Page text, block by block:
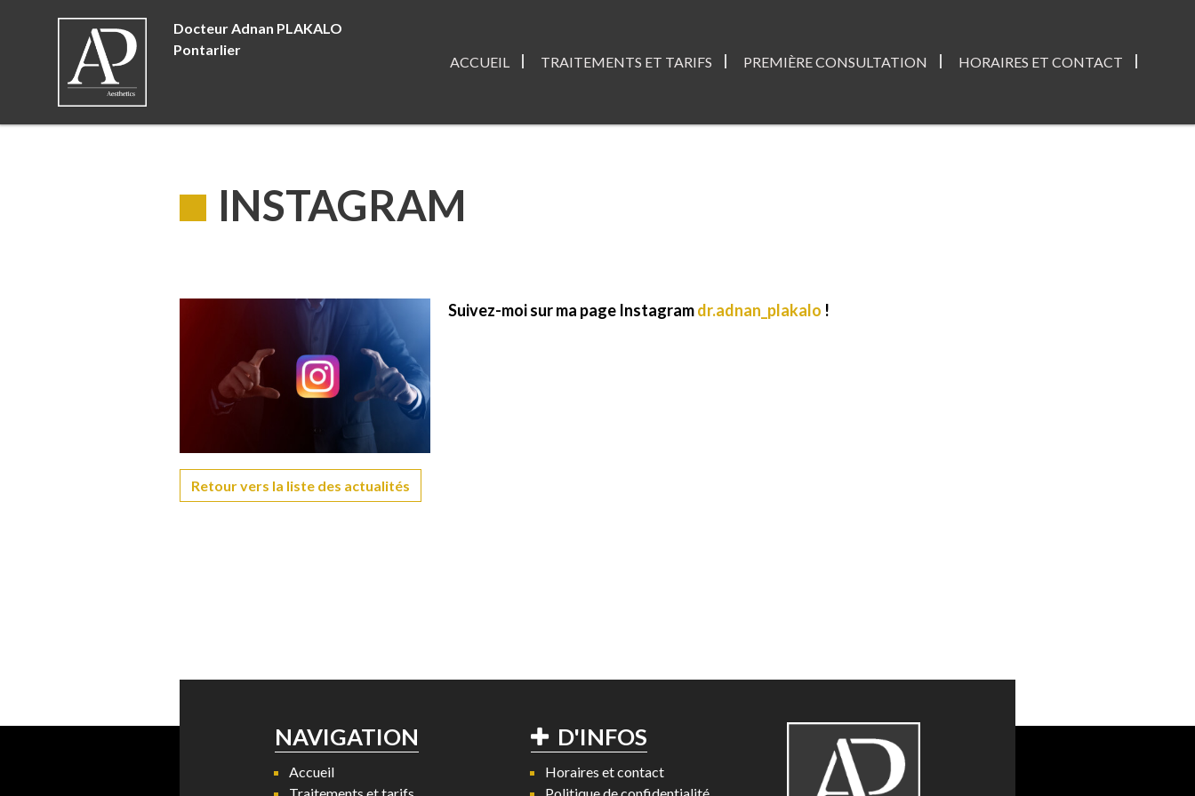
Docteur Adnan PLAKALO
Pontarlier
ACCUEIL TRAITEMENTS ET TARIFS PREMIÈRE CONSULTATION HORAIRES ET CONTACT
INSTAGRAM
Suivez-moi sur ma page Instagramdr.adnan_plakalo !
Retour vers la liste des actualités
NAVIGATION
Accueil
Traitements et tarifs
D'INFOS
Horaires et contact
Politique de confidentialité